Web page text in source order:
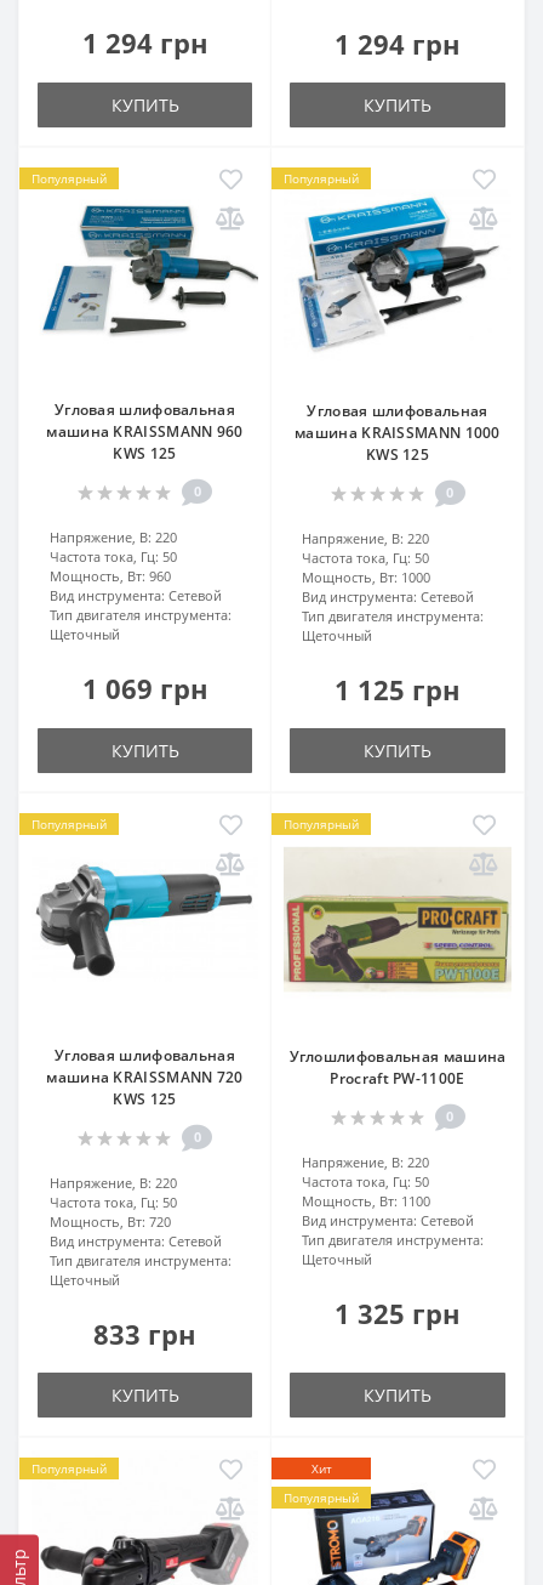
1 294 грн
КУПИТЬ
1 294 грн
КУПИТЬ
Популярный
Угловая шлифовальная
машина KRAISSMANN 960
KWS 125
0
Напряжение, В: 220
Частота тока, Гц: 50
Мощность, Вт: 960
Вид инструмента: Сетевой
Тип двигателя инструмента:
Щеточный
1 069 грн
КУПИТЬ
Популярный
Угловая шлифовальная
машина KRAISSMANN 1000
KWS 125
0
Напряжение, В: 220
Частота тока, Гц: 50
Мощность, Вт: 1000
Вид инструмента: Сетевой
Тип двигателя инструмента:
Щеточный
1 125 грн
КУПИТЬ
Популярный
Угловая шлифовальная
машина KRAISSMANN 720
KWS 125
0
Напряжение, В: 220
Частота тока, Гц: 50
Мощность, Вт: 720
Вид инструмента: Сетевой
Тип двигателя инструмента:
Щеточный
833 грн
КУПИТЬ
Популярный
Углошлифовальная машина
Procraft PW-1100E
0
Напряжение, В: 220
Частота тока, Гц: 50
Мощность, Вт: 1100
Вид инструмента: Сетевой
Тип двигателя инструмента:
Щеточный
1 325 грн
КУПИТЬ
Популярный
Хит
Популярный